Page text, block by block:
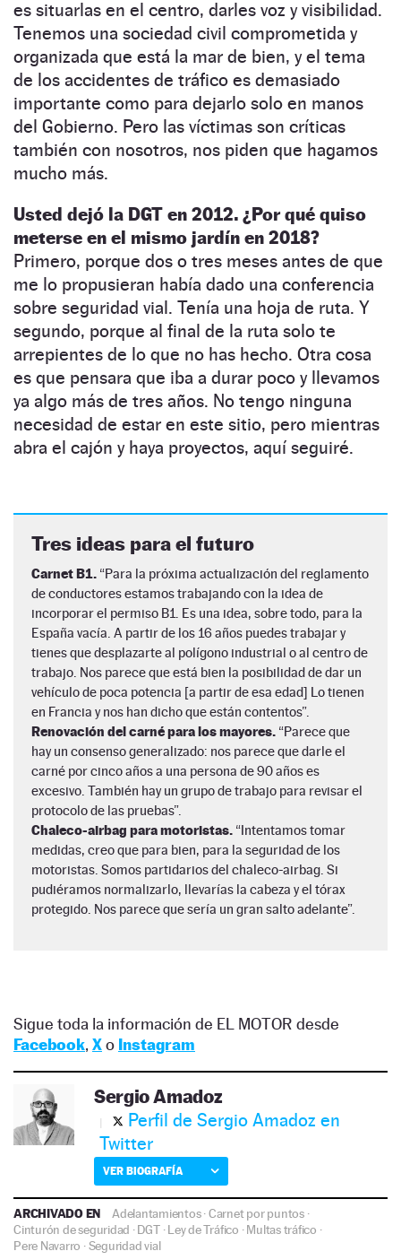
es situarlas en el centro, darles voz y visibilidad.
Tenemos una sociedad civil comprometida y
organizada que está la mar de bien, y el tema
de los accidentes de tráfico es demasiado
importante como para dejarlo solo en manos
del Gobierno. Pero las víctimas son críticas
también con nosotros, nos piden que hagamos
mucho más.
Usted dejó la DGT en 2012. ¿Por qué quiso
meterse en el mismo jardín en 2018?
Primero, porque dos o tres meses antes de que
me lo propusieran había dado una conferencia
sobre seguridad vial. Tenía una hoja de ruta. Y
segundo, porque al final de la ruta solo te
arrepientes de lo que no has hecho. Otra cosa
es que pensara que iba a durar poco y llevamos
ya algo más de tres años. No tengo ninguna
necesidad de estar en este sitio, pero mientras
abra el cajón y haya proyectos, aquí seguiré.
Tres ideas para el futuro
Carnet B1. “Para la próxima actualización del reglamento
de conductores estamos trabajando con la idea de
incorporar el permiso B1. Es una idea, sobre todo, para la
España vacía. A partir de los 16 años puedes trabajar y
tienes que desplazarte al polígono industrial o al centro de
trabajo. Nos parece que está bien la posibilidad de dar un
vehículo de poca potencia [a partir de esa edad] Lo tienen
en Francia y nos han dicho que están contentos”.
Renovación del carné para los mayores. “Parece que
hay un consenso generalizado: nos parece que darle el
carné por cinco años a una persona de 90 años es
excesivo. También hay un grupo de trabajo para revisar el
protocolo de las pruebas”.
Chaleco-airbag para motoristas. “Intentamos tomar
medidas, creo que para bien, para la seguridad de los
motoristas. Somos partidarios del chaleco-airbag. Si
pudiéramos normalizarlo, llevarías la cabeza y el tórax
protegido. Nos parece que sería un gran salto adelante”.
Sigue toda la información de EL MOTOR desde
Facebook, Xo Instagram
Sergio Amadoz
Perfil de Sergio Amadoz en
Twitter
VER BIOGRAFÍA
ARCHIVADO EN Adelantamientos·Carnet por puntos·
Cinturón de seguridad ·DGT·Ley de Tráfico ·Multas tráfico ·
Pere Navarro ·Seguridad vial